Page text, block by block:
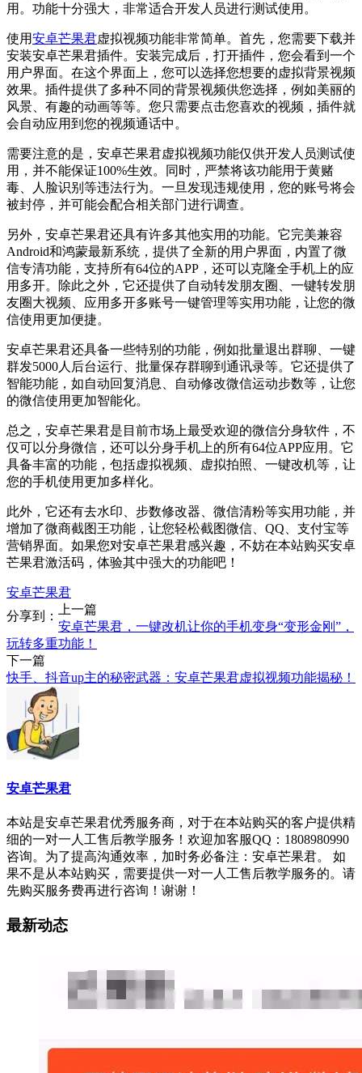
用。功能十分强大，非常适合开发人员进行测试使用。
使用安卓芒果君虚拟视频功能非常简单。首先，您需要下载并
安装安卓芒果君插件。安装完成后，打开插件，您会看到一个
用户界面。在这个界面上，您可以选择您想要的虚拟背景视频
效果。插件提供了多种不同的背景视频供您选择，例如美丽的
风景、有趣的动画等等。您只需要点击您喜欢的视频，插件就
会自动应用到您的视频通话中。
需要注意的是，安卓芒果君虚拟视频功能仅供开发人员测试使
用，并不能保证100%生效。同时，严禁将该功能用于黄赌
毒、人脸识别等违法行为。一旦发现违规使用，您的账号将会
被封停，并可能会配合相关部门进行调查。
另外，安卓芒果君还具有许多其他实用的功能。它完美兼容
Android和鸿蒙最新系统，提供了全新的用户界面，内置了微
信专清功能，支持所有64位的APP，还可以克隆全手机上的应
用多开。除此之外，它还提供了自动转发朋友圈、一键转发朋
友圈大视频、应用多开多账号一键管理等实用功能，让您的微
信使用更加便捷。
安卓芒果君还具备一些特别的功能，例如批量退出群聊、一键
群发5000人后台运行、批量保存群聊到通讯录等。它还提供了
智能功能，如自动回复消息、自动修改微信运动步数等，让您
的微信使用更加智能化。
总之，安卓芒果君是目前市场上最受欢迎的微信分身软件，不
仅可以分身微信，还可以分身手机上的所有64位APP应用。它
具备丰富的功能，包括虚拟视频、虚拟拍照、一键改机等，让
您的手机使用更加多样化。
此外，它还有去水印、步数修改器、微信清粉等实用功能，并
增加了微商截图王功能，让您轻松截图微信、QQ、支付宝等
营销界面。如果您对安卓芒果君感兴趣，不妨在本站购买安卓
芒果君激活码，体验其中强大的功能吧！
安卓芒果君
分享到：
上一篇
安卓芒果君，一键改机让你的手机变身“变形金刚”，
玩转多重功能！
下一篇
快手、抖音up主的秘密武器：安卓芒果君虚拟视频功能揭秘！
安卓芒果君
本站是安卓芒果君优秀服务商，对于在本站购买的客户提供精
细的一对一人工售后教学服务！欢迎加客服QQ：1808980990
咨询。为了提高沟通效率，加时务必备注：安卓芒果君。 如
果不是从本站购买，需要提供一对一人工售后教学服务的。请
先购买服务费再进行咨询！谢谢！
最新动态